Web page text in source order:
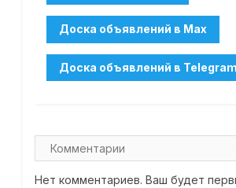
Нет комментариев. Ваш будет